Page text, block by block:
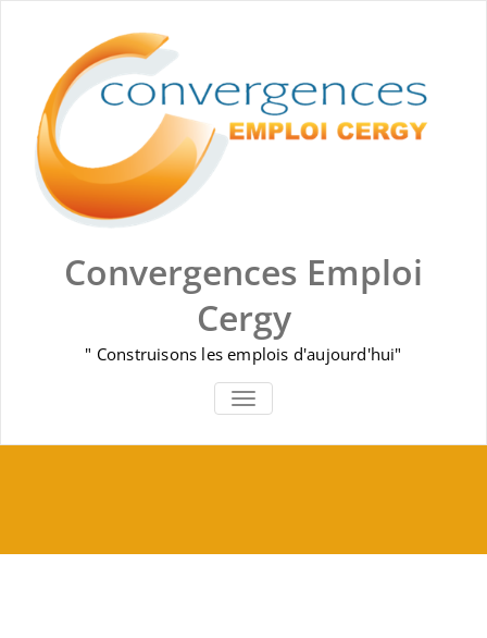
Convergences Emploi
Cergy
" Construisons les emplois d'aujourd'hui"
AFFICHER/MASQUER LA